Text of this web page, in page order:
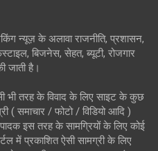
न्यूज़ के अलावा राजनीति, प्रशासन,
बिजनेस, सेहत, ब्यूटी, रोजगार
जाती है।
भी तरह के विवाद के लिए साइट के कुछ
( समाचार / फोटो / विडियो आदि )
इस तरह के सामग्रियों के लिए कोई
में प्रकाशित ऐसी सामग्री के लिए